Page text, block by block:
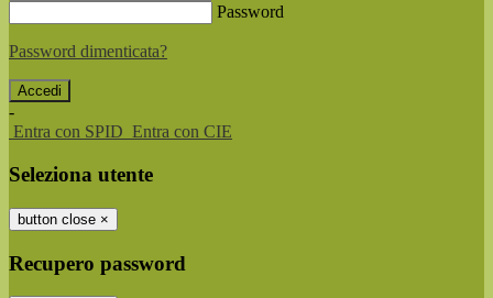
Password
Password dimenticata?
-
Entra con SPID Entra con CIE
Seleziona utente
button close ×
Recupero password